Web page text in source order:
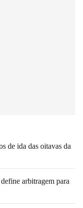
de ida das oitavas da
arbitragem para